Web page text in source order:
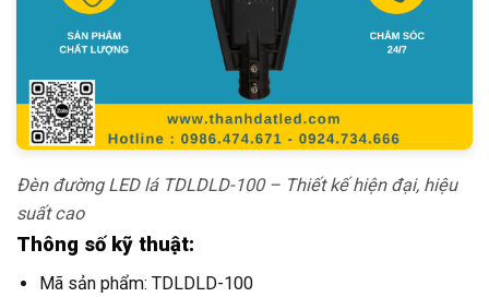
Đèn đường LED lá TDLDLD-100 – Thiết kế hiện đại, hiệu
suất cao
Thông số kỹ thuật:
Mã sản phẩm: TDLDLD-100